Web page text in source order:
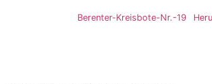
Berenter-Kreisbote-Nr.-19